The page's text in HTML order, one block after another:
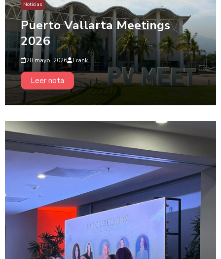
Noticias
Puerto Vallarta Meetings
2026
28 mayo, 2026 Frank
Leer nota